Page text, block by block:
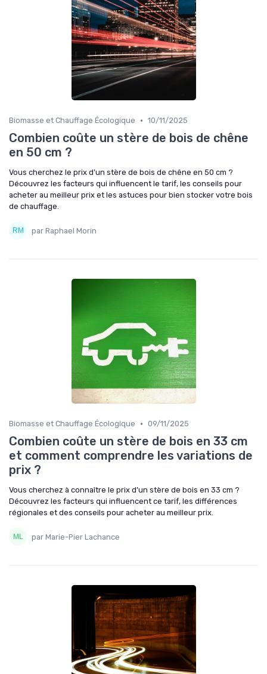
Biomasse et Chauffage Écologique • 10/11/2025
Combien coûte un stère de bois de chêne
en 50 cm ?
Vous cherchez le prix d’un stère de bois de chêne en 50 cm ?
Découvrez les facteurs qui influencent le tarif, les conseils pour
acheter au meilleur prix et les astuces pour bien stocker votre bois
de chauffage.
par Raphael Morin
Biomasse et Chauffage Écologique • 09/11/2025
Combien coûte un stère de bois en 33 cm
et comment comprendre les variations de
prix ?
Vous cherchez à connaître le prix d’un stère de bois en 33 cm ?
Découvrez les facteurs qui influencent ce tarif, les différences
régionales et des conseils pour acheter au meilleur prix.
par Marie-Pier Lachance